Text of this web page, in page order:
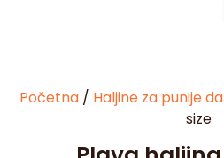
Početna/ Haljine za punije
size